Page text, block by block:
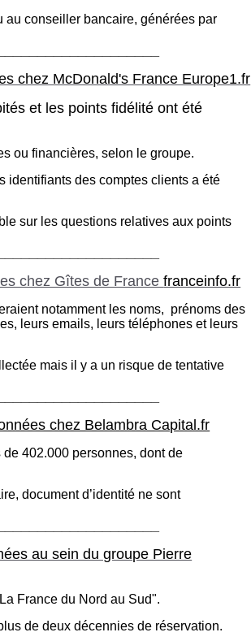
conseiller bancaire, générées par
chez McDonald's France Europe1.fr
et les points fidélité ont été
ou financières, selon le groupe.
identifiants des comptes clients a été
sur les questions relatives aux points
chez Gîtes de Francefranceinfo.fr
notamment les noms, prénoms des
leurs emails, leurs téléphones et leurs
mais il y a un risque de tentative
chez Belambra Capital.fr
402.000 personnes, dont de
document d’identité ne sont
au sein du groupe Pierre
France du Nord au Sud".
de deux décennies de réservation.